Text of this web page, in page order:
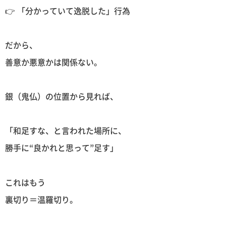
👉 「分かっていて逸脱した」行為
だから、
善意か悪意かは関係ない。
銀（鬼仏）の位置から見れば、
「和足すな、と言われた場所に、
勝手に“良かれと思って”足す」
これはもう
裏切り＝温羅切り。